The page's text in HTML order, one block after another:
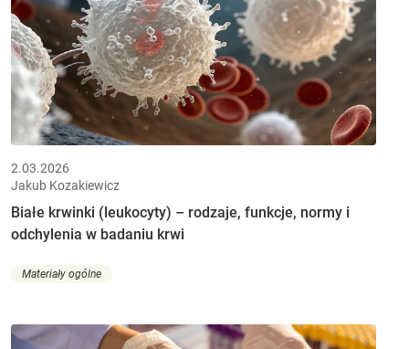
2.03.2026
Jakub Kozakiewicz
Białe krwinki (leukocyty) – rodzaje, funkcje, normy i
odchylenia w badaniu krwi
Materiały ogólne